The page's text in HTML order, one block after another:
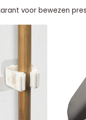
voor bewezen